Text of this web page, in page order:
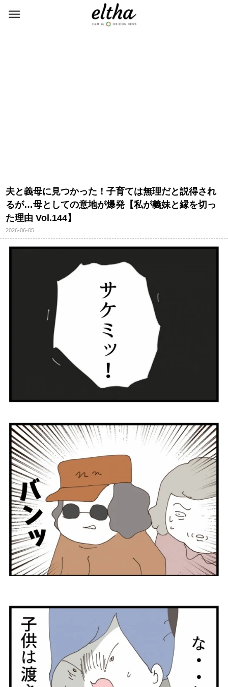
夫と義母に見つかった！子育ては無理だと説得され
るが…母としての意地が爆発【私が義妹と縁を切っ
た理由 Vol.144】
2026-06-05